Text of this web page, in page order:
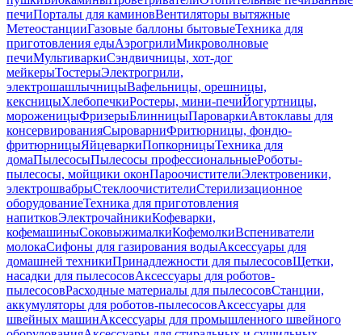
печиПорталы для каминовВентиляторы вытяжные
МетеостанцииГазовые баллоны бытовыеТехника для
приготовления едыАэрогрилиМикроволновые
печиМультиваркиСэндвичницы, хот-дог
мейкерыТостерыЭлектрогрили,
электрошашлычницыВафельницы, орешницы,
кексницыХлебопечкиРостеры, мини-печиЙогуртницы,
мороженицыФризерыБлинницыПароваркиАвтоклавы для
консервированияСыроварниФритюрницы, фондю-
фритюрницыЯйцеваркиПопкорницыТехника для
домаПылесосыПылесосы профессиональныеРоботы-
пылесосы, мойщики оконПароочистителиЭлектровеники,
электрошвабрыСтеклоочистителиСтерилизационное
оборудованиеТехника для приготовления
напитковЭлектрочайникиКофеварки,
кофемашиныСоковыжималкиКофемолкиВспениватели
молокаСифоны для газирования водыАксессуары для
домашней техникиПринадлежности для пылесосовЩетки,
насадки для пылесосовАксессуары для роботов-
пылесосовРасходные материалы для пылесосовСтанции,
аккумуляторы для роботов-пылесосовАксессуары для
швейных машинАксессуары для промышленного швейного